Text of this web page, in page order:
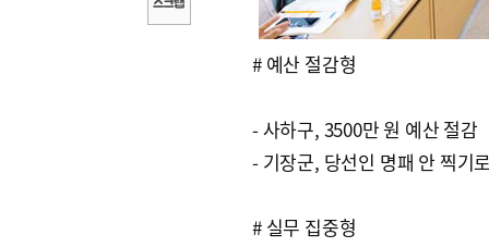
# 예산 절감형
- 사하구, 3500만 원 예산 절감
- 기장군, 당선인 명패 안 찍기
# 실무 집중형